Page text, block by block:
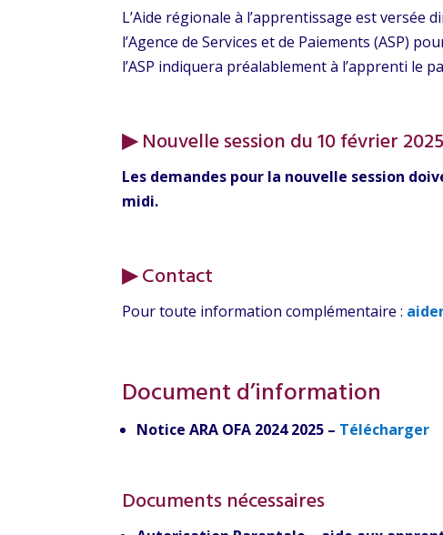
L’Aide régionale à l’apprentissage est versée
l’Agence de Services et de Paiements (ASP)
l’ASP indiquera préalablement à l’apprenti le
▶Nouvelle session du 10 février
Les demandes pour la nouvelle session
midi.
▶Contact
Pour toute information complémentaire :
Document d’information
Notice ARA OFA 2024 2025 – Télécharger
Documents nécessaires